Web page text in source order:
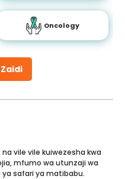
Oncology
vile vile kuiwezesha kwa
mfumo wa utunzaji wa
safari ya matibabu.